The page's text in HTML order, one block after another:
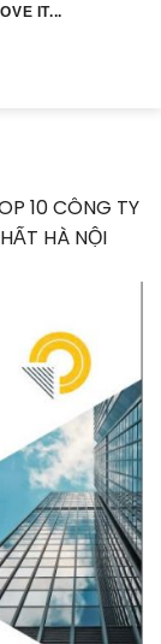
IT...
10 CÔNG TY
HÀ NỘI